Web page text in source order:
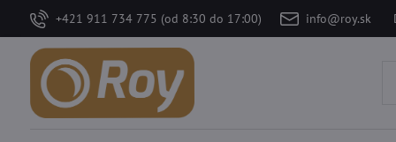
+421 911 734 775 (od 8:30 do 17:00) info@roy.sk